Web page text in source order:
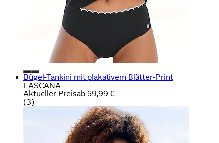
Bügel-Tankini mit plakativem Blätter-Print
LASCANA
Aktueller Preisab 69,99 €
(3)